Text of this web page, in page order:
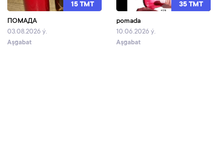
15 TMT
ПОМАДА
03.08.2026 ý.
Aşgabat
35 TMT
pomada
10.06.2026 ý.
Aşgabat